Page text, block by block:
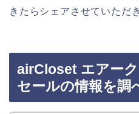
きたらシェアさせていただ
airCloset エアーク
セールの情報を調